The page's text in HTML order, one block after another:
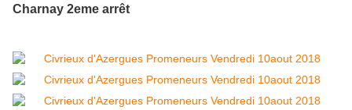
Charnay 2eme arrêt